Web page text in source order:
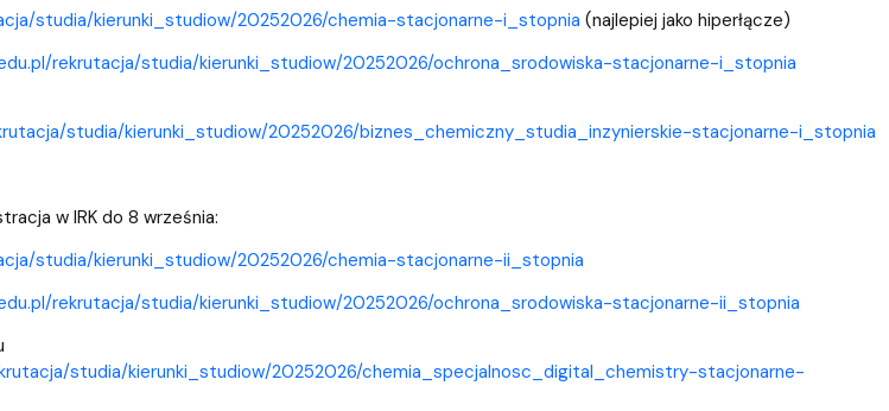
studia/kierunki_studiow/20252026/chemia-stacjonarne-i_stopnia (najlepiej jako hiperłącze)
rekrutacja/studia/kierunki_studiow/20252026/ochrona_srodowiska-stacjonarne-i_stopnia
studia/kierunki_studiow/20252026/biznes_chemiczny_studia_inzynierskie-stacjonarne-i_stopnia
w IRK do 8 września:
studia/kierunki_studiow/20252026/chemia-stacjonarne-ii_stopnia
rekrutacja/studia/kierunki_studiow/20252026/ochrona_srodowiska-stacjonarne-ii_stopnia
studia/kierunki_studiow/20252026/chemia_specjalnosc_digital_chemistry-stacjonarne-